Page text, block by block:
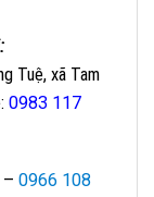
Tuệ, xã Tam
: 0983 117
– 0966 108